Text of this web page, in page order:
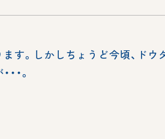
す。しかしちょうど今頃、ド
・。